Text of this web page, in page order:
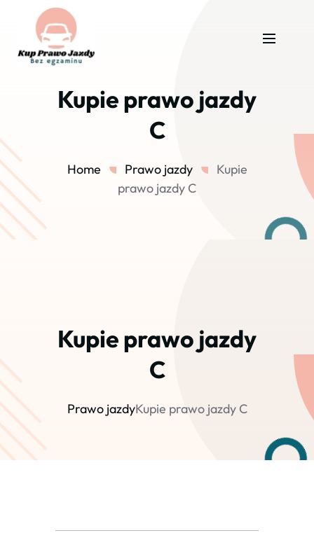
Kupie prawo jazdy
C
Home Prawo jazdy
Kupie
prawo jazdy C
Kupie prawo jazdy
C
Prawo jazdyKupie prawo jazdy C